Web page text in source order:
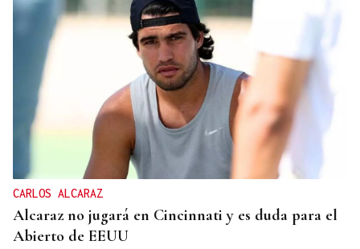
CARLOS ALCARAZ
Alcaraz no jugará en Cincinnati y es duda para el
Abierto de EEUU